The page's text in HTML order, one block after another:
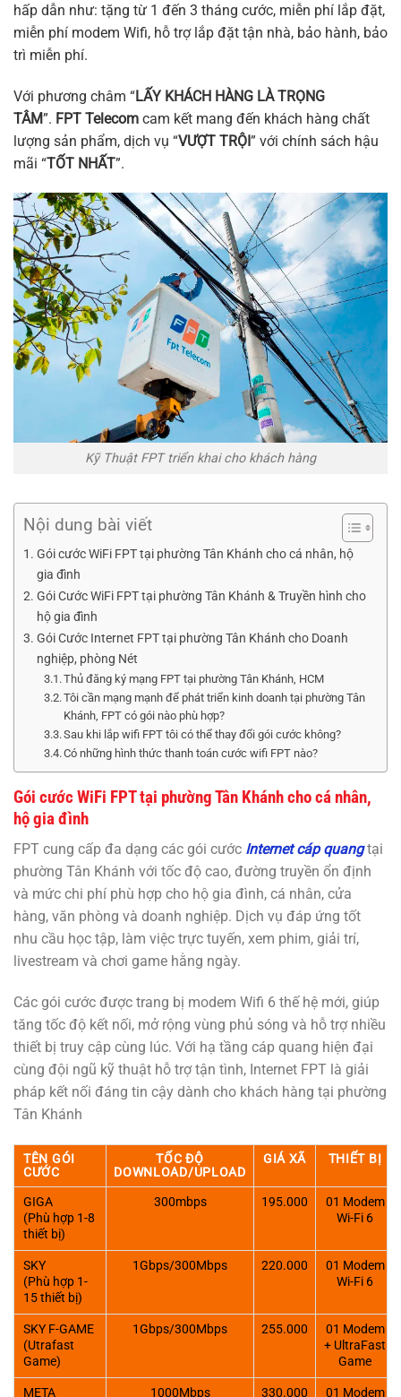
hấp dẫn như: tặng từ 1 đến 3 tháng cước, miễn phí lắp đặt,
miễn phí modem Wifi, hỗ trợ lắp đặt tận nhà, bảo hành, bảo
trì miễn phí.
Với phương châm “LẤY KHÁCH HÀNG LÀ TRỌNG
TÂM”. FPT Telecom cam kết mang đến khách hàng chất
lượng sản phẩm, dịch vụ “VƯỢT TRỘI” với chính sách hậu
mãi “TỐT NHẤT”.
Kỹ Thuật FPT triển khai cho khách hàng
Nội dung bài viết
Gói cước WiFi FPT tại phường Tân Khánh cho cá nhân, hộ
gia đình
Gói Cước WiFi FPT tại phường Tân Khánh & Truyền hình cho
hộ gia đình
Gói Cước Internet FPT tại phường Tân Khánh cho Doanh
nghiệp, phòng Nét
Thủ đăng ký mạng FPT tại phường Tân Khánh, HCM
Tôi cần mạng mạnh để phát triển kinh doanh tại phường Tân
Khánh, FPT có gói nào phù hợp?
Sau khi lắp wifi FPT tôi có thể thay đổi gói cước không?
Có những hình thức thanh toán cước wifi FPT nào?
Gói cước WiFi FPT tại phường Tân Khánh cho cá nhân,
hộ gia đình
FPT cung cấp đa dạng các gói cước Internet cáp quangtại
phường Tân Khánh với tốc độ cao, đường truyền ổn định
và mức chi phí phù hợp cho hộ gia đình, cá nhân, cửa
hàng, văn phòng và doanh nghiệp. Dịch vụ đáp ứng tốt
nhu cầu học tập, làm việc trực tuyến, xem phim, giải trí,
livestream và chơi game hằng ngày.
Các gói cước được trang bị modem Wifi 6 thế hệ mới, giúp
tăng tốc độ kết nối, mở rộng vùng phủ sóng và hỗ trợ nhiều
thiết bị truy cập cùng lúc. Với hạ tầng cáp quang hiện đại
cùng đội ngũ kỹ thuật hỗ trợ tận tình, Internet FPT là giải
pháp kết nối đáng tin cậy dành cho khách hàng tại phường
Tân Khánh
TÊN GÓI
CƯỚC
TỐC ĐỘ
DOWNLOAD/UPLOAD
GIÁ XÃ THIẾT BỊ
GIGA
(Phù hợp 1-8
thiết bị)
300mbps 195.000
01 Modem
Wi-Fi 6
SKY
(Phù hợp 1-
15 thiết bị)
1Gbps/300Mbps 220.000
01 Modem
Wi-Fi 6
SKY F-GAME
(Utrafast
Game)
1Gbps/300Mbps 255.000
01 Modem
+ UltraFast
Game
META 1000Mbps 330.000 01 Modem